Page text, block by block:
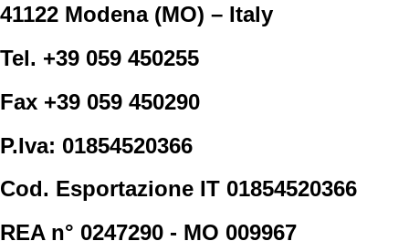
41122 Modena (MO) – Italy
Tel. +39 059 450255
Fax +39 059 450290
P.Iva: 01854520366
Cod. Esportazione IT 01854520366
REA n° 0247290 - MO 009967